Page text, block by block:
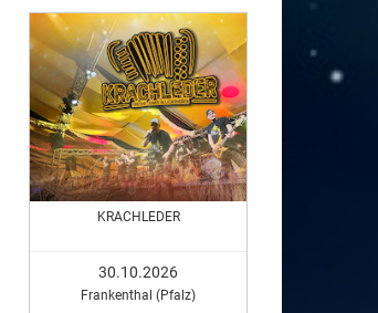
KRACHLEDER
30.10.2026
Frankenthal (Pfalz)